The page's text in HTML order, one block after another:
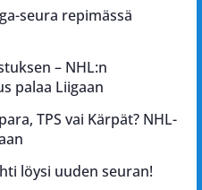
seura repimässä
– NHL:n
palaa Liigaan
TPS vai Kärpät? NHL-
löysi uuden seuran!